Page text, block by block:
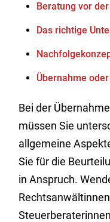
Beratung vor
Das richtige
Übernahme
Bei der
müssen Sie
allgemeine
Sie für die
in Anspruch.